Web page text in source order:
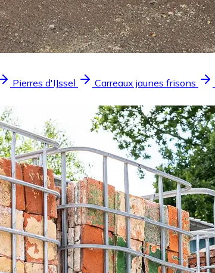
Pierres d'IJssel Carreaux jaunes frisons